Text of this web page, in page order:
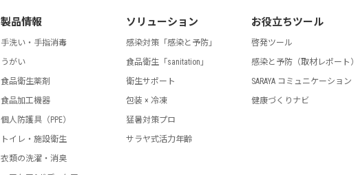
製品情報
手洗い・手指消毒
うがい
食品衛生薬剤
食品加工機器
個人防護具（PPE）
トイレ・施設衛生
衣類の洗濯・消臭
ソリューション
感染対策「感染と予防」
食品衛生「sanitation」
衛生サポート
包装 × 冷凍
猛暑対策プロ
サラヤ式活力年齢
お役立ちツール
啓発ツール
感染と予防（取材レポート）
SARAYA コミュニケーション
健康づくりナビ